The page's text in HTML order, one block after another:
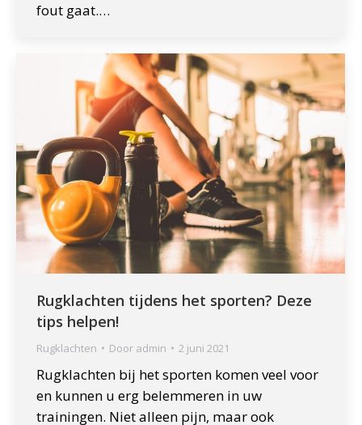
fout gaat.…
Rugklachten tijdens het sporten? Deze
tips helpen!
Rugklachten Door admin 2 juni 2021
Rugklachten bij het sporten komen veel voor
en kunnen u erg belemmeren in uw
trainingen. Niet alleen pijn, maar ook